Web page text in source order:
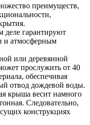
преимуществ,
деле гарантируют
и атмосферным
или деревянной
прослужить от 40
обеспечивая
отвод дождевой воды.
крыша весит намного
Следовательно,
конструкциях